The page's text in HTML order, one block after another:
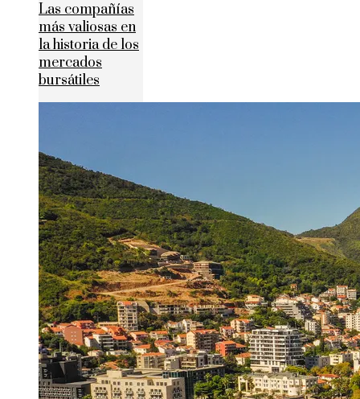
Las compañías
más valiosas en
la historia de los
mercados
bursátiles